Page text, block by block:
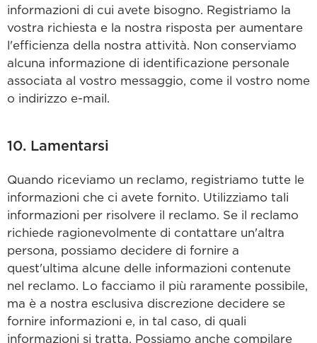
informazioni di cui avete bisogno. Registriamo la
vostra richiesta e la nostra risposta per aumentare
l'efficienza della nostra attività. Non conserviamo
alcuna informazione di identificazione personale
associata al vostro messaggio, come il vostro nome
o indirizzo e-mail.
10. Lamentarsi
Quando riceviamo un reclamo, registriamo tutte le
informazioni che ci avete fornito. Utilizziamo tali
informazioni per risolvere il reclamo. Se il reclamo
richiede ragionevolmente di contattare un'altra
persona, possiamo decidere di fornire a
quest'ultima alcune delle informazioni contenute
nel reclamo. Lo facciamo il più raramente possibile,
ma è a nostra esclusiva discrezione decidere se
fornire informazioni e, in tal caso, di quali
informazioni si tratta. Possiamo anche compilare